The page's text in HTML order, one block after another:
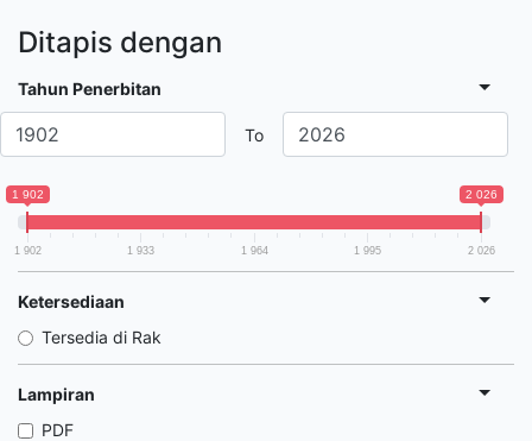
Ditapis dengan
Tahun Penerbitan
To
1 902 2 026
1 902 1 933 1 964 1 995 2 026
Ketersediaan
Tersedia di Rak
Lampiran
PDF